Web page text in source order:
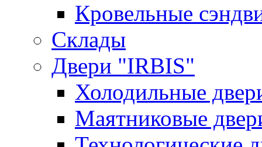
Кровельные
Склады
Двери "IRBIS"
Холодильные
Маятниковые